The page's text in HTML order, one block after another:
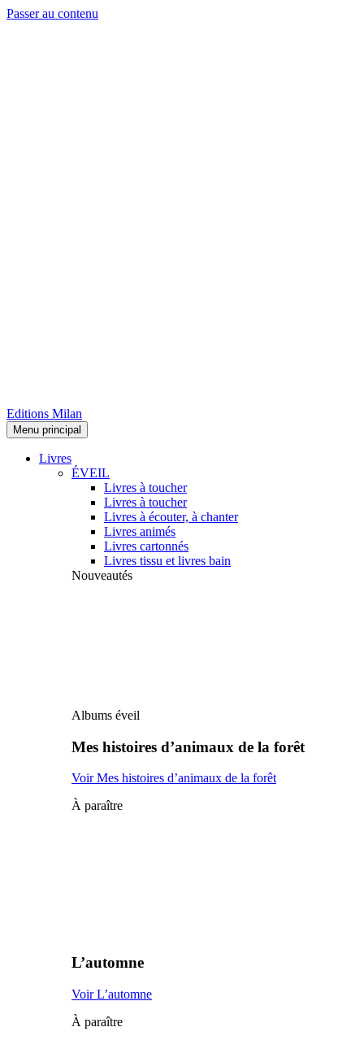
Passer au contenu
Editions Milan
Menu principal
Livres
ÉVEIL
Livres à toucher
Livres à toucher
Livres à écouter, à chanter
Livres animés
Livres cartonnés
Livres tissu et livres bain
Nouveautés
Albums éveil
Mes histoires d’animaux de la forêt
Voir Mes histoires d’animaux de la forêt
À paraître
L’automne
Voir L’automne
À paraître